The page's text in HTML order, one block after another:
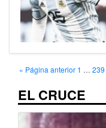
« Página anterior 1 … 239
EL CRUCE